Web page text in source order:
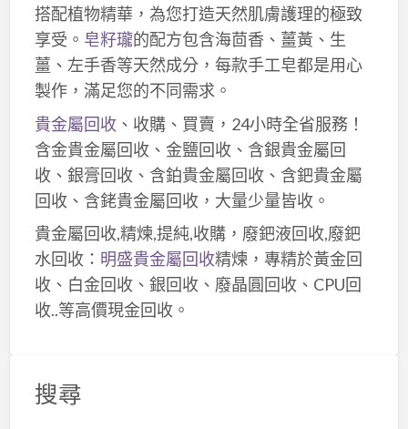
搭配植物精華，為您打造天然肌膚護理的極致
享受。 皂籽瓏的配方包含海茴香、薑黃、生
薑、左手香等天然成分，每款手工皂都是用心
製作，滿足您的不同需求。
貴金屬回收、收購、買賣，24小時全省服務！
含金貴金屬回收、金鹽回收、含銀貴金屬回
收、銀膏回收、含鉑貴金屬回收、含鈀貴金屬
回收、含銠貴金屬回收，大量少量皆收。
貴金屬回收,精煉,提純,收購，廢鈀液回收,廢鈀
水回收： 明盛貴金屬回收精煉，專精於黃金回
收、白金回收、銀回收、廢晶圓回收、CPU回
收..等高價現金回收。
搜尋